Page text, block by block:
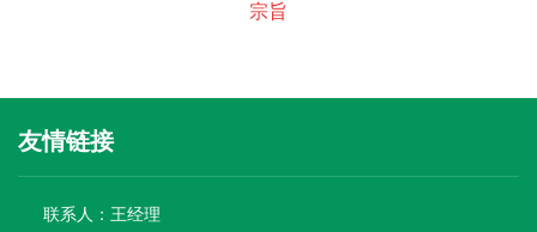
宗旨
友情链接
联系人：王经理